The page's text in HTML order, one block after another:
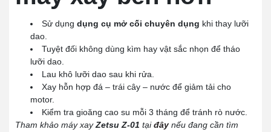
Sử dụng dụng cụ mở cối chuyên dụng khi thay lưỡi
dao.
Tuyệt đối không dùng kìm hay vật sắc nhọn để tháo
lưỡi dao.
Lau khô lưỡi dao sau khi rửa.
Xay hỗn hợp đá – trái cây – nước để giảm tải cho
motor.
Kiểm tra gioăng cao su mỗi 3 tháng để tránh rò nước.
Tham khảo máy xayZetsu Z-01 tạiđây nếu đang cần tìm